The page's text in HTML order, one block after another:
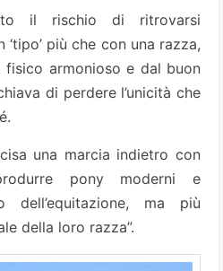
il rischio di ritrovarsi
più che con una razza,
armonioso e dal buon
di perdere l’unicità che
una marcia indietro con
pony moderni e
dell’equitazione, ma più
della loro razza”.